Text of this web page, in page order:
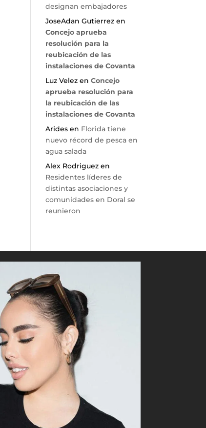
designan embajadores
JoseAdan Gutierrez en
Concejo aprueba
resolución para la
reubicación de las
instalaciones de Covanta
Luz Velez enConcejo
aprueba resolución para
la reubicación de las
instalaciones de Covanta
Arides en Florida tiene
nuevo récord de pesca en
agua salada
Alex Rodriguez en
Residentes líderes de
distintas asociaciones y
comunidades en Doral se
reunieron